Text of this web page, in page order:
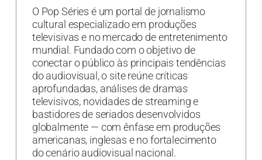
O Pop Séries é um portal de jornalismo
cultural especializado em produções
televisivas e no mercado de entretenimento
mundial. Fundado com o objetivo de
conectar o público às principais tendências
do audiovisual, o site reúne críticas
aprofundadas, análises de dramas
televisivos, novidades de streaming e
bastidores de seriados desenvolvidos
globalmente — com ênfase em produções
americanas, inglesas e no fortalecimento
do cenário audiovisual nacional.